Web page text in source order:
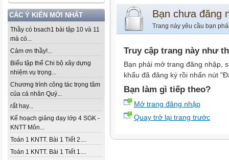
CÁC Ý KIẾN MỚI NHẤT
Thầy có bsach1 bài tập 10 và 11
mà có...
Cảm ơn thầy!...
Biểu tập thể Chi bộ xây dựng
nhiệm vụ trọng...
Chương trình công tác trọng tâm
của cá nhân Quý...
rất hay...
Kế hoạch giảng dạy lớp 4 SGK -
KNTT Môn...
Toán 1 KNTT. Bài 1 Tiết 2....
Toán 1 KNTT. Bài 1 Tiết 1....
Bạn chưa đăng
Trang này yêu cầu bạn
Truy cập trang này như
Bạn phải mở trang đăng nhập,
khẩu đã đăng ký rồi nhấn nút
Bạn làm gì tiếp theo?
Mở trang đăng nhập
Quay trở lại trang trước